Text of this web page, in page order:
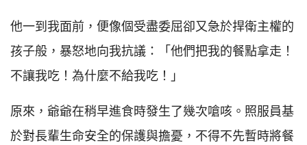
他一到我面前，便像個受盡委屈卻又急於捍衛主權的
孩子般，暴怒地向我抗議：「他們把我的餐點拿走！
不讓我吃！為什麼不給我吃！」
原來，爺爺在稍早進食時發生了幾次嗆咳。照服員基
於對長輩生命安全的保護與擔憂，不得不先暫時將餐